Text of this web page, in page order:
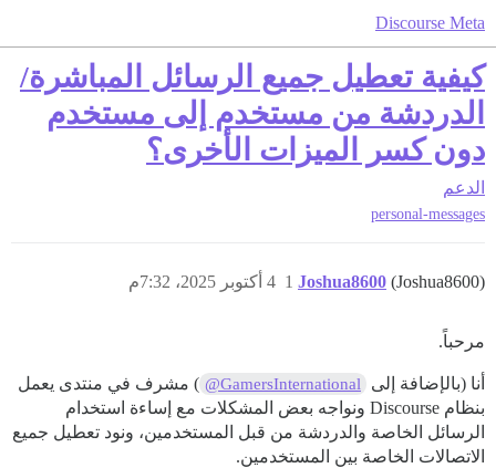
Discourse Meta
كيفية تعطيل جميع الرسائل المباشرة/
الدردشة من مستخدم إلى مستخدم
دون كسر الميزات الأخرى؟
الدعم
personal-messages
Joshua8600 (Joshua8600) 4 أكتوبر 2025، 7:32م 1
مرحباً.
أنا (بالإضافة إلى @GamersInternational ) مشرف في منتدى يعمل
بنظام Discourse ونواجه بعض المشكلات مع إساءة استخدام
الرسائل الخاصة والدردشة من قبل المستخدمين، ونود تعطيل جميع
الاتصالات الخاصة بين المستخدمين.